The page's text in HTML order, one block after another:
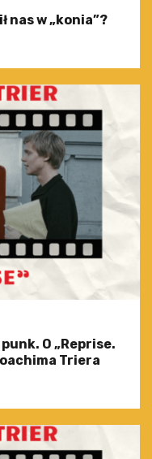
nas w „konia”?
O „Reprise.
Triera